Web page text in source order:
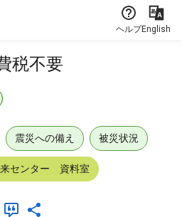
ヘルプEnglish
税不要
震災への備え 被災状況
来センター 資料室